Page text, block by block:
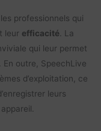
professionnels qui
leur efficacité . La
qui leur permet
outre, SpeechLive
d’exploitation, ce
leurs